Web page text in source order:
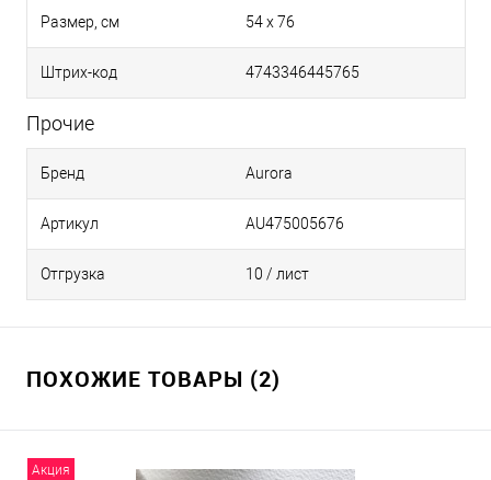
Размер, см 54 х 76
Штрих-код 4743346445765
Прочие
Бренд Aurora
Артикул AU475005676
Отгрузка 10 / лист
ПОХОЖИЕ ТОВАРЫ (2)
Акция